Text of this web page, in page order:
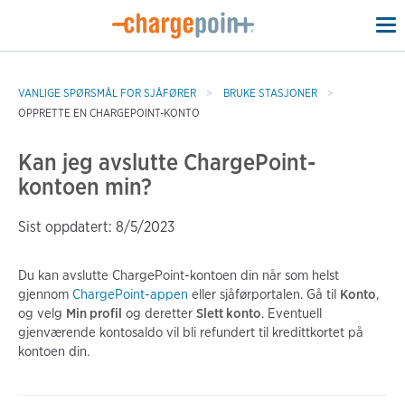
VANLIGE SPØRSMÅL FOR SJÅFØRER
BRUKE STASJONER
OPPRETTE EN CHARGEPOINT-KONTO
Kan jeg avslutte ChargePoint-
kontoen min?
Sist oppdatert: 8/5/2023
Du kan avslutte ChargePoint-kontoen din når som helst
gjennom ChargePoint-appen eller sjåførportalen. Gå til Konto,
og velg Min profil og deretter Slett konto. Eventuell
gjenværende kontosaldo vil bli refundert til kredittkortet på
kontoen din.